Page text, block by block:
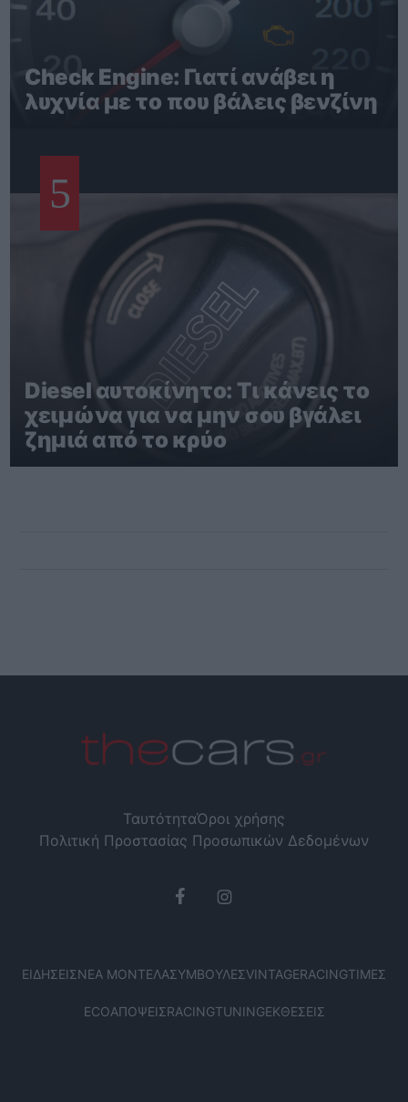
Check Engine: Γιατί ανάβει η
λυχνία με το που βάλεις βενζίνη
5
Diesel αυτοκίνητο: Τι κάνεις το
χειμώνα για να μην σου βγάλει
ζημιά από το κρύο
ΤαυτότηταΌροι χρήσης
Πολιτική Προστασίας Προσωπικών Δεδομένων
ΕΙΔΉΣΕΙΣΝΈΑ ΜΟΝΤΈΛΑΣΥΜΒΟΥΛΈΣVINTAGERACINGΤΙΜΈΣ
ECOΑΠΌΨΕΙΣRACINGTUNINGΕΚΘΈΣΕΙΣ